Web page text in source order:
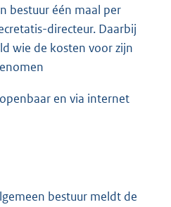
bestuur één maal per
directeur. Daarbij
wie de kosten voor zijn
en via internet
bestuur meldt de